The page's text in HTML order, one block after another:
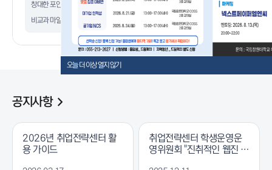
창대한 포인트
3
비교과 마일리지
0
창대한 포인트
공지사항
2026년 취업전략센터 활
용 가이드
취업전략센터 학생운영운
영위원회 "진취적인 웹진 V
오늘 더 이상 열지 않기